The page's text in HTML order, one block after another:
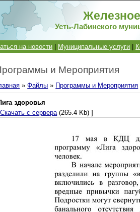
Усть-Лабинского
на новости Муниципальные услуги
и Мероприятия
»Файлы » Программы и Мероприятия
здоровья
Скачать с сервера(265.4 Kb) ]